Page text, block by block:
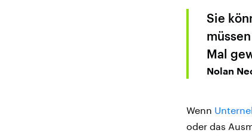
Sie
Mal
Nolan
Wenn
oder das